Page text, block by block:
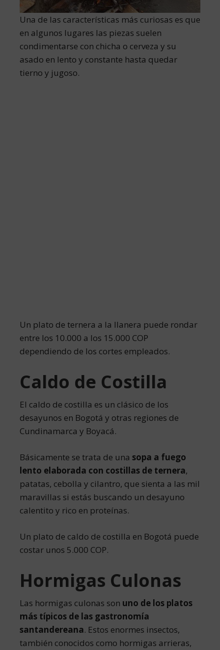
Una de las características más curiosas es que
en algunos lugares las piezas suelen
condimentarse con chicha o cerveza y su
asado en lento y constante hasta quedar
tierno y jugoso.
Un plato de ternera a la llanera puede rondar
entre los 10.000 a los 15.000 COP
dependiendo de los cortes empleados.
Caldo de Costilla
El caldo de costilla es un clásico de los
desayunos en Bogotá y otras regiones de
Cundinamarca y Boyacá.
Básicamente se trata de una sopa a fuego
lento elaborada con costillas de ternera,
patatas, cebolla y cilantro, que sienta a las mil
maravillas si estás buscando un desayuno
calentito y rico en proteínas.
Un plato de caldo de costilla en Bogotá puede
costar unos 5.000 COP.
Hormigas Culonas
Las hormigas culonas son uno de los platos
más típicos de las gastronomía
santandereana. Estos enormes insectos,
también conocidos como hormigas arrieras,